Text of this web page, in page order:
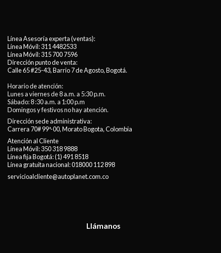
Línea Asesoría experta (ventas):
Línea Móvil:311 4482533
Línea Móvil:315 700 7596
Dirección punto de venta:
Calle 65 #25-43, Barrio 7 de Agosto, Bogotá.
Horario de atención:
Lunes a viernes de 8 a.m. a 5:30 p.m.
Sábado: 8 :30 a.m. a 1:00 p.m
Domingos y festivos no hay atención.
Dirección sede administrativa:
Carrera 70# 99ª-00, Morato Bogota, Colombia
Atención al Cliente
Línea Móvil:350 318 9888
Línea fija Bogotá:(1) 491 8518
Línea gratuita nacional:018000 112 898
servicioalcliente@autoplanet.com.co
Llámanos